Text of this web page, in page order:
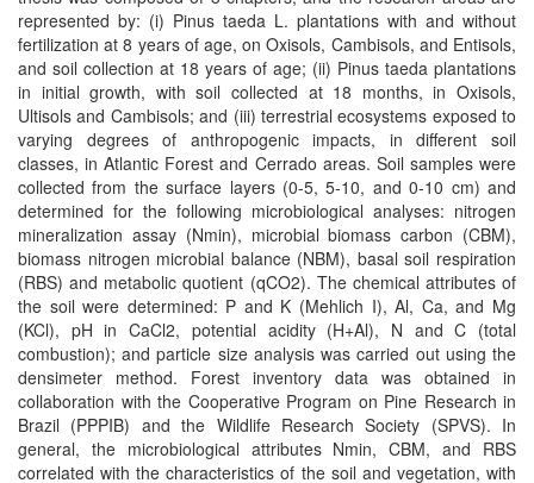
represented by: (i) Pinus taeda L. plantations with and without
fertilization at 8 years of age, on Oxisols, Cambisols, and Entisols,
and soil collection at 18 years of age; (ii) Pinus taeda plantations
in initial growth, with soil collected at 18 months, in Oxisols,
Ultisols and Cambisols; and (iii) terrestrial ecosystems exposed to
varying degrees of anthropogenic impacts, in different soil
classes, in Atlantic Forest and Cerrado areas. Soil samples were
collected from the surface layers (0-5, 5-10, and 0-10 cm) and
determined for the following microbiological analyses: nitrogen
mineralization assay (Nmin), microbial biomass carbon (CBM),
biomass nitrogen microbial balance (NBM), basal soil respiration
(RBS) and metabolic quotient (qCO2). The chemical attributes of
the soil were determined: P and K (Mehlich I), Al, Ca, and Mg
(KCl), pH in CaCl2, potential acidity (H+Al), N and C (total
combustion); and particle size analysis was carried out using the
densimeter method. Forest inventory data was obtained in
collaboration with the Cooperative Program on Pine Research in
Brazil (PPPIB) and the Wildlife Research Society (SPVS). In
general, the microbiological attributes Nmin, CBM, and RBS
correlated with the characteristics of the soil and vegetation, with